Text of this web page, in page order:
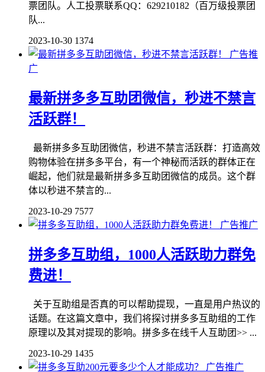
票团队。人工投票联系QQ：629210182（百万级投票团
队...
2023-10-30 1374
广告推
广
最新拼多多互助团微信，秒进不禁言
活跃群！
最新拼多多互助团微信，秒进不禁言活跃群：打造高效
购物体验在拼多多平台，有一个神秘而活跃的群体正在
崛起，他们就是最新拼多多互助团微信的成员。这个群
体以秒进不禁言的...
2023-10-29 7577
广告推广
拼多多互助组，1000人活跃助力群免
费进！
关于互助组是否真的可以帮助提现，一直是用户热议的
话题。在这篇文章中，我们将探讨拼多多互助组的工作
原理以及其对提现的影响。拼多多在线千人互助团>> ...
2023-10-29 1435
广告推广